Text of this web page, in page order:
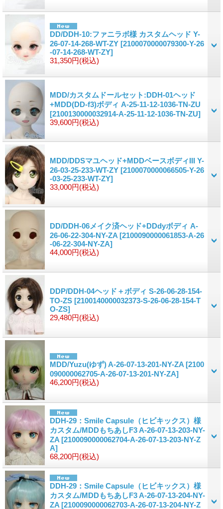
DD/DDH-10:ファニラボ様 カスタムヘッド Y-
26-07-14-268-WT-ZY [2100070000079300-Y-26
-07-14-268-WT-ZY]
31,350円(税込)
MDD/カスタムドールセット:DDH-01ヘッド
+MDD(DD-f3)ボディ A-25-11-12-1036-TN-ZU
[2100130000032914-A-25-11-12-1036-TN-ZU]
39,600円(税込)
MDD/DDSマユヘッド+MDDベースボディIII Y-
26-03-25-233-WT-ZY [2100070000066505-Y-26
-03-25-233-WT-ZY]
33,000円(税込)
DD/DDH-06メイク済ヘッド+DDdyボディ A-
26-06-22-304-NY-ZA [2100090000061853-A-26
-06-22-304-NY-ZA]
44,000円(税込)
DDP/DDH-04ヘッド＋ボディ S-26-06-28-154-
TO-ZS [2100140000032373-S-26-06-28-154-T
O-ZS]
29,480円(税込)
MDD/Yuzu(ゆず) A-26-07-13-201-NY-ZA [2100
090000062705-A-26-07-13-201-NY-ZA]
46,200円(税込)
DDH-29：Smile Capsule（ヒビキックス）様
カスタム/MDDもちあしF3 A-26-07-13-203-NY-
ZA [2100090000062704-A-26-07-13-203-NY-Z
A]
68,200円(税込)
DDH-29：Smile Capsule（ヒビキックス）様
カスタム/MDDもちあしF3 A-26-07-13-204-NY-
ZA [2100090000062703-A-26-07-13-204-NY-Z